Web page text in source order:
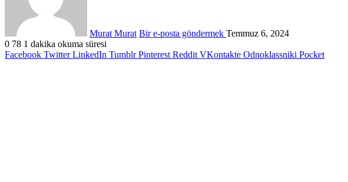
Murat Murat Bir e-posta göndermek Temmuz 6, 2024
0 78 1 dakika okuma süresi
Facebook Twitter LinkedIn Tumblr Pinterest Reddit VKontakte Odnoklassniki Pocket